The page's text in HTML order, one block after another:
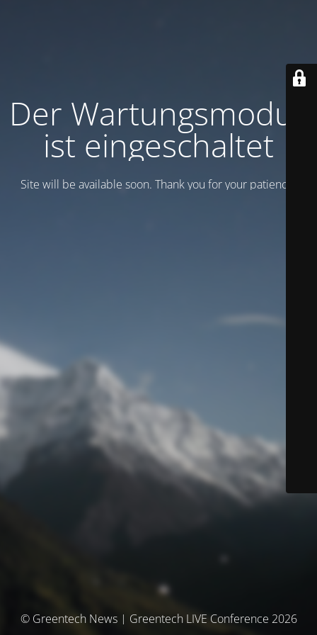
Der Wartungsmodus
ist eingeschaltet
Site will be available soon. Thank you for your patience!
© Greentech News | Greentech LIVE Conference 2026